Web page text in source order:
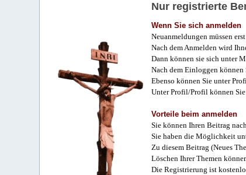
Nur registrierte
Wenn Sie sich anmelden
Neuanmeldungen müssen
Nach dem Anmelden wird
Dann können sie sich unter
Nach dem Einloggen
Ebenso können Sie unter
Unter Profil/Profil können
Vorteile beim anmelden
Sie können Ihren Beitrag
Sie haben die Möglichkeit
Zu diesem Beitrag (Neues
Löschen Ihrer Themen
Die Registrierung ist